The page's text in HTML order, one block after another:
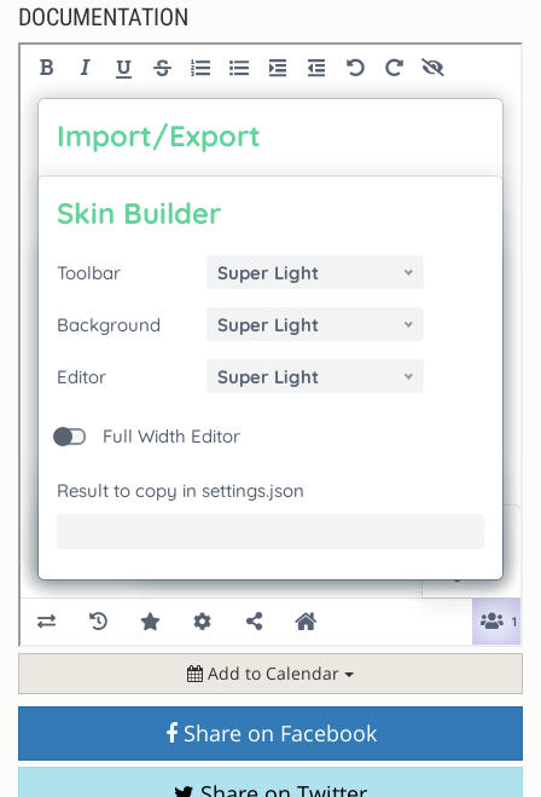
DOCUMENTATION
Add to Calendar
Share on Facebook